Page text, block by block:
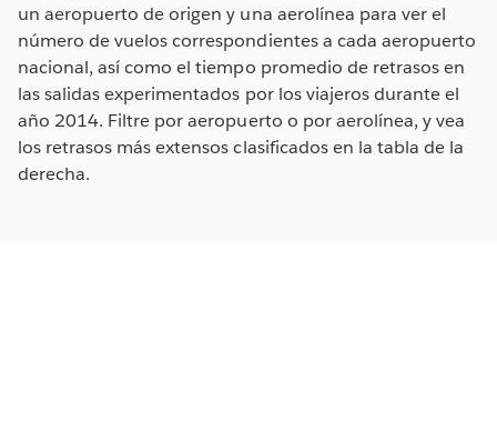
un aeropuerto de origen y una aerolínea para ver el
número de vuelos correspondientes a cada aeropuerto
nacional, así como el tiempo promedio de retrasos en
las salidas experimentados por los viajeros durante el
año 2014. Filtre por aeropuerto o por aerolínea, y vea
los retrasos más extensos clasificados en la tabla de la
derecha.